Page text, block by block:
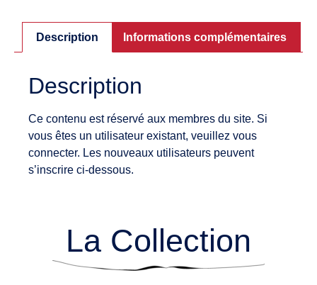
Description Informations complémentaires
Description
Ce contenu est réservé aux membres du site. Si
vous êtes un utilisateur existant, veuillez vous
connecter. Les nouveaux utilisateurs peuvent
s’inscrire ci-dessous.
La Collection